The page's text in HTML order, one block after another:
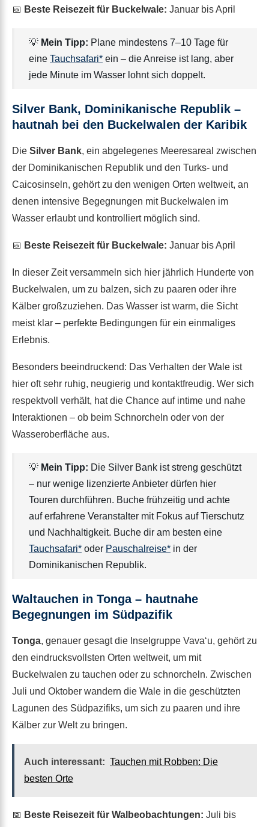
📅 Beste Reisezeit für Buckelwale: Januar bis April
💡 Mein Tipp: Plane mindestens 7–10 Tage für
eine Tauchsafari* ein – die Anreise ist lang, aber
jede Minute im Wasser lohnt sich doppelt.
Silver Bank, Dominikanische Republik –
hautnah bei den Buckelwalen der Karibik
Die Silver Bank, ein abgelegenes Meeresareal zwischen
der Dominikanischen Republik und den Turks- und
Caicosinseln, gehört zu den wenigen Orten weltweit, an
denen intensive Begegnungen mit Buckelwalen im
Wasser erlaubt und kontrolliert möglich sind.
📅 Beste Reisezeit für Buckelwale: Januar bis April
In dieser Zeit versammeln sich hier jährlich Hunderte von
Buckelwalen, um zu balzen, sich zu paaren oder ihre
Kälber großzuziehen. Das Wasser ist warm, die Sicht
meist klar – perfekte Bedingungen für ein einmaliges
Erlebnis.
Besonders beeindruckend: Das Verhalten der Wale ist
hier oft sehr ruhig, neugierig und kontaktfreudig. Wer sich
respektvoll verhält, hat die Chance auf intime und nahe
Interaktionen – ob beim Schnorcheln oder von der
Wasseroberfläche aus.
💡 Mein Tipp: Die Silver Bank ist streng geschützt
– nur wenige lizenzierte Anbieter dürfen hier
Touren durchführen. Buche frühzeitig und achte
auf erfahrene Veranstalter mit Fokus auf Tierschutz
und Nachhaltigkeit. Buche dir am besten eine
Tauchsafari* oder Pauschalreise* in der
Dominikanischen Republik.
Waltauchen in Tonga – hautnahe
Begegnungen im Südpazifik
Tonga, genauer gesagt die Inselgruppe Vavaʻu, gehört zu
den eindrucksvollsten Orten weltweit, um mit
Buckelwalen zu tauchen oder zu schnorcheln. Zwischen
Juli und Oktober wandern die Wale in die geschützten
Lagunen des Südpazifiks, um sich zu paaren und ihre
Kälber zur Welt zu bringen.
Auch interessant: Tauchen mit Robben: Die
besten Orte
📅 Beste Reisezeit für Walbeobachtungen: Juli bis